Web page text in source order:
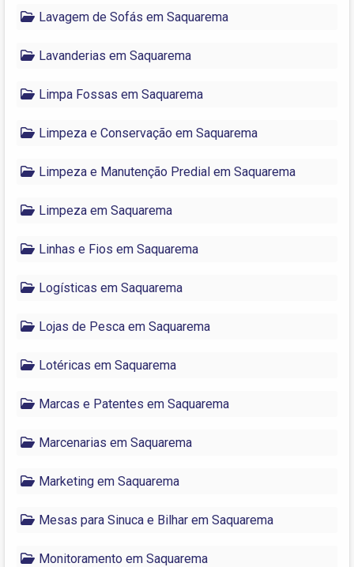
Lavagem de Sofás em Saquarema
Lavanderias em Saquarema
Limpa Fossas em Saquarema
Limpeza e Conservação em Saquarema
Limpeza e Manutenção Predial em Saquarema
Limpeza em Saquarema
Linhas e Fios em Saquarema
Logísticas em Saquarema
Lojas de Pesca em Saquarema
Lotéricas em Saquarema
Marcas e Patentes em Saquarema
Marcenarias em Saquarema
Marketing em Saquarema
Mesas para Sinuca e Bilhar em Saquarema
Monitoramento em Saquarema